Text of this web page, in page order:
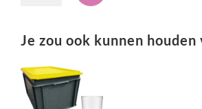
krat
-
wijn
model
picardie
Je zou ook kunnen houden